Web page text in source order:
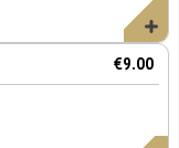
€9.00